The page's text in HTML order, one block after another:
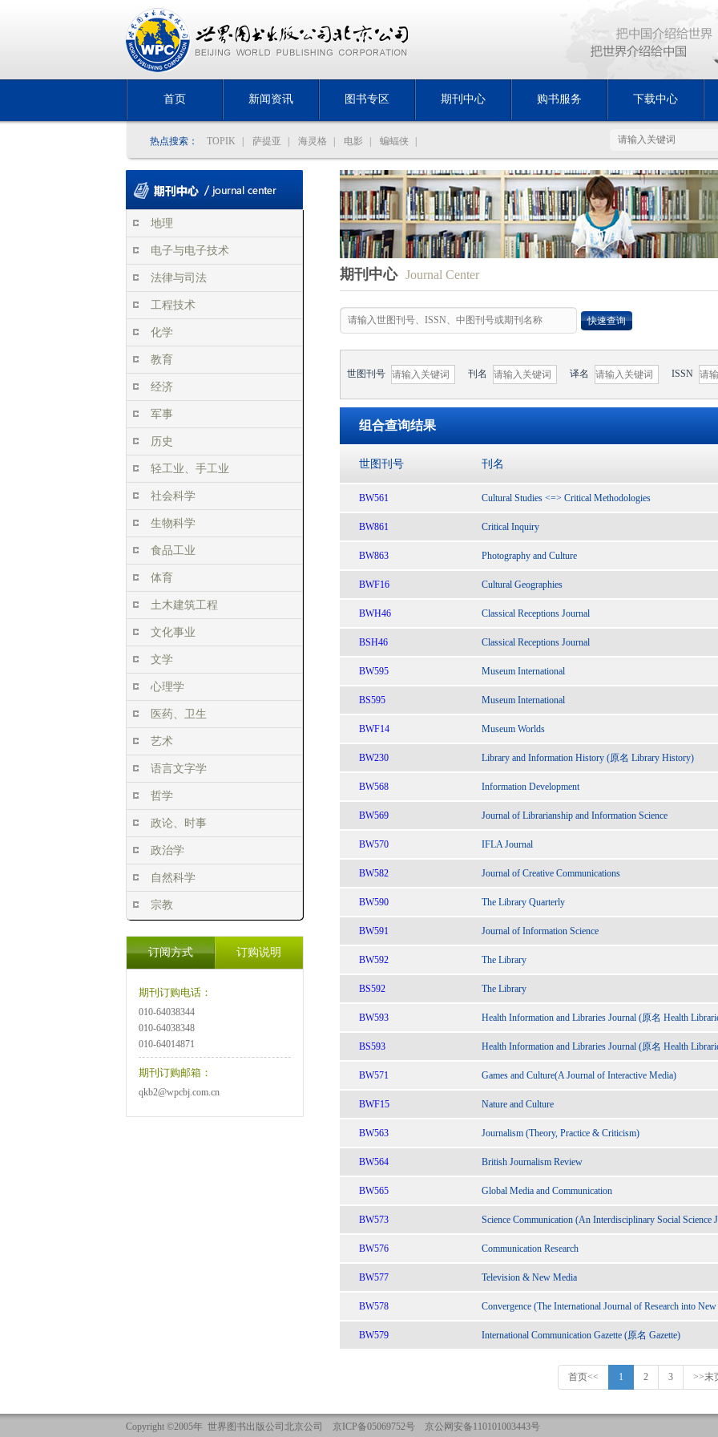
首页 新闻资讯 图书专区 期刊中心 购书服务 下载中心
热点搜索： TOPIK 萨提亚 海灵格 电影 蝙蝠侠
地理
电子与电子技术
法律与司法
工程技术
化学
教育
经济
军事
历史
轻工业、手工业
社会科学
生物科学
食品工业
体育
土木建筑工程
文化事业
文学
心理学
医药、卫生
艺术
语言文字学
哲学
政论、时事
政治学
自然科学
宗教
订阅方式 订购说明
期刊订购电话：
010-64038344
010-64038348
010-64014871
期刊订购邮箱：
qkb2@wpcbj.com.cn
期刊中心 Journal Center
世图刊号 刊名 译名 ISSN
组合查询结果
世图刊号 刊名
BW561 Cultural Studies <=> Critical Methodologies
BW861 Critical Inquiry
BW863 Photography and Culture
BWF16 Cultural Geographies
BWH46 Classical Receptions Journal
BSH46 Classical Receptions Journal
BW595 Museum International
BS595 Museum International
BWF14 Museum Worlds
BW230 Library and Information History (原名 Library History)
BW568 Information Development
BW569 Journal of Librarianship and Information Science
BW570 IFLA Journal
BW582 Journal of Creative Communications
BW590 The Library Quarterly
BW591 Journal of Information Science
BW592 The Library
BS592 The Library
BW593 Health Information and Libraries Journal (原名 Health
BS593 Health Information and Libraries Journal (原名 Health
BW571 Games and Culture(A Journal of Interactive Media)
BWF15 Nature and Culture
BW563 Journalism (Theory, Practice & Criticism)
BW564 British Journalism Review
BW565 Global Media and Communication
BW573 Science Communication (An Interdisciplinary Social Science
BW576 Communication Research
BW577 Television & New Media
BW578 Convergence (The International Journal of Research into
BW579 International Communication Gazette (原名 Gazette)
首页<< 1 2 3 >>末
Copyright ©2005年 世界图书出版公司北京公司 京ICP备05069752号 京公网安备110101003443号